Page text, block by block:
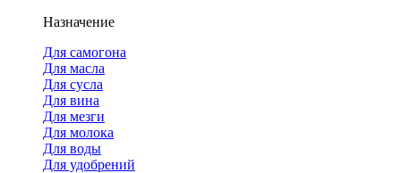
Назначение
Для самогона
Для масла
Для сусла
Для вина
Для мезги
Для молока
Для воды
Для удобрений